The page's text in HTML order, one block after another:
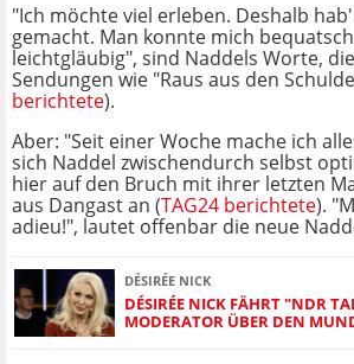
"Ich möchte viel erleben. Deshalb
gemacht. Man konnte mich
leichtgläubig", sind Naddels Worte,
Sendungen wie "Raus aus den
berichtete).
Aber: "Seit einer Woche mache ich
sich Naddel zwischendurch selbst
hier auf den Bruch mit ihrer letzten
aus Dangast an (TAG24 berichtete).
adieu!", lautet offenbar die neue
DÉSIRÉE NICK
DÉSIRÉE NICK FÄHRT "NDR
MODERATOR ÜBER DEN